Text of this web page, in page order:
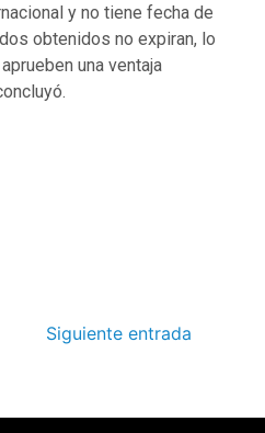
y no tiene fecha de
obtenidos no expiran, lo
una ventaja
Siguiente entrada